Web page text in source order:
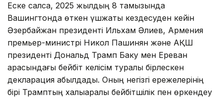
Еске салсақ, 2025 жылдың 8 тамызында
Вашингтонда өткен үшжақты кездесуден кейін
Әзербайжан президенті Ильхам Әлиев, Армения
премьер-министрі Никол Пашинян және АҚШ
президенті Дональд Трамп Баку мен Ереван
арасындағы бейбіт келісім туралы бірлескен
декларация қабылдады. Оның негізгі ережелерінің
бірі Трамптың халықаралық бейбітшілік пен өркендеу